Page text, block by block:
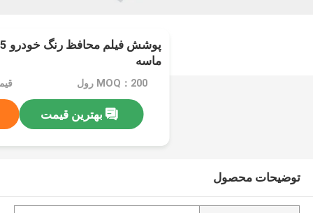
ماسه
MOQ：200 رول
بهترین قیمت
توضیحات محصول